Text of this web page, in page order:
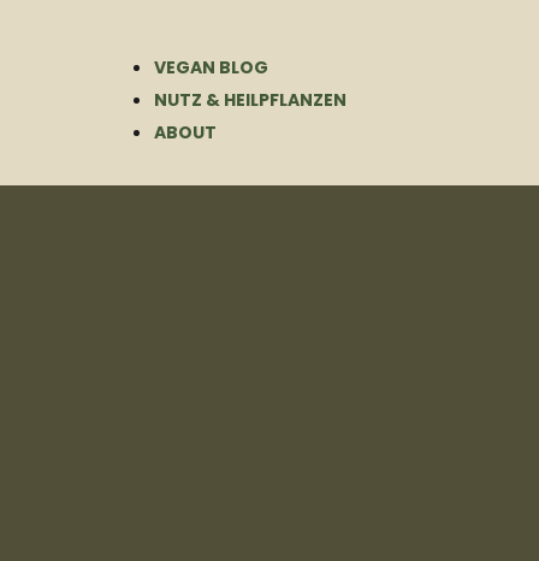
VEGAN BLOG
NUTZ & HEILPFLANZEN
ABOUT